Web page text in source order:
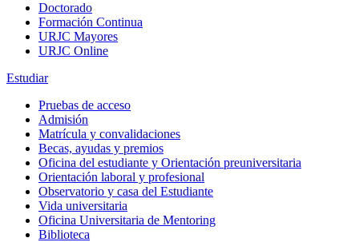
Doctorado
Formación Continua
URJC Mayores
URJC Online
Estudiar
Pruebas de acceso
Admisión
Matrícula y convalidaciones
Becas, ayudas y premios
Oficina del estudiante y Orientación preuniversitaria
Orientación laboral y profesional
Observatorio y casa del Estudiante
Vida universitaria
Oficina Universitaria de Mentoring
Biblioteca